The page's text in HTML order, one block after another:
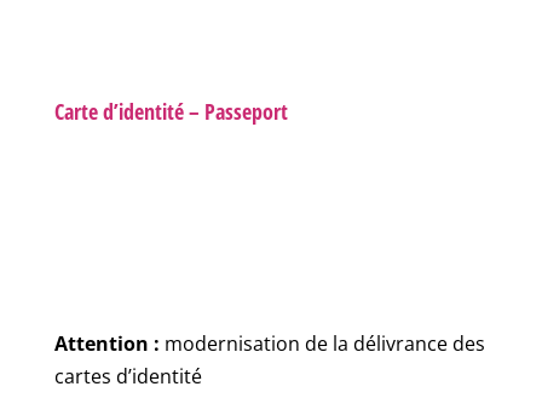
Carte d’identité – Passeport
Attention : modernisation de la délivrance des
cartes d’identité